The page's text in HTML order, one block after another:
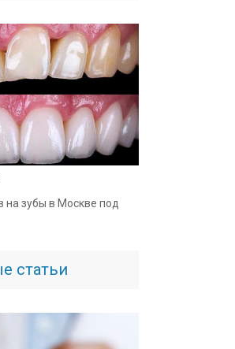
на зубы в Москве под
статьи